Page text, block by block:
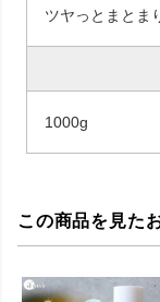
ツヤっとまとま
1000g
この商品を見た